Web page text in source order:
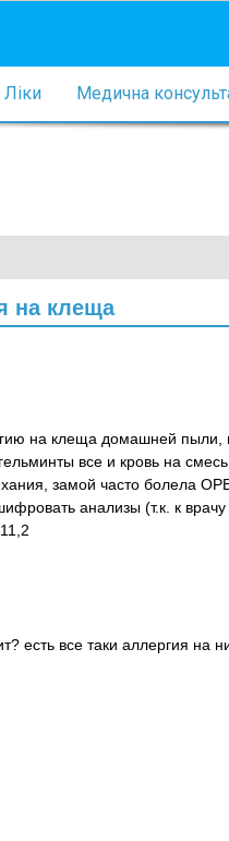
Ліки Медична
на клеща
на клеща домашней пыли,
все и кровь на
замой часто болела
анализы (т.к. к
есть все таки аллергия на